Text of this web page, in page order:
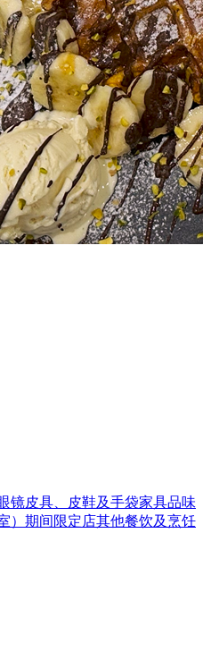
镜皮具、皮鞋及手袋家具品味
） 期间限定店其他餐饮及烹饪